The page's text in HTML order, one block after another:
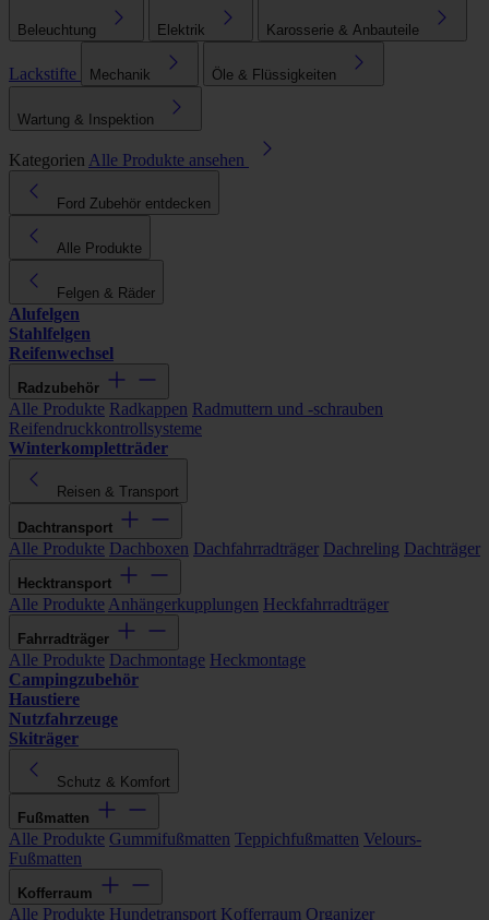
Beleuchtung Elektrik Karosserie & Anbauteile
Lackstifte Mechanik Öle & Flüssigkeiten
Wartung & Inspektion
Kategorien Alle Produkte ansehen
Ford Zubehör entdecken
Alle Produkte
Felgen & Räder
Alufelgen
Stahlfelgen
Reifenwechsel
Radzubehör
Alle Produkte Radkappen Radmuttern und -schrauben
Reifendruckkontrollsysteme
Winterkompletträder
Reisen & Transport
Dachtransport
Alle Produkte Dachboxen Dachfahrradträger Dachreling Dachträger
Hecktransport
Alle Produkte Anhängerkupplungen Heckfahrradträger
Fahrradträger
Alle Produkte Dachmontage Heckmontage
Campingzubehör
Haustiere
Nutzfahrzeuge
Skiträger
Schutz & Komfort
Fußmatten
Alle Produkte Gummifußmatten Teppichfußmatten Velours-
Fußmatten
Kofferraum
Alle Produkte Hundetransport Kofferraum Organizer